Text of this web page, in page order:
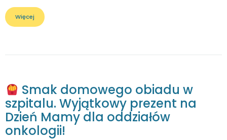
Więcej
Smak domowego obiadu w
szpitalu. Wyjątkowy prezent na
Dzień Mamy dla oddziałów
onkologii!